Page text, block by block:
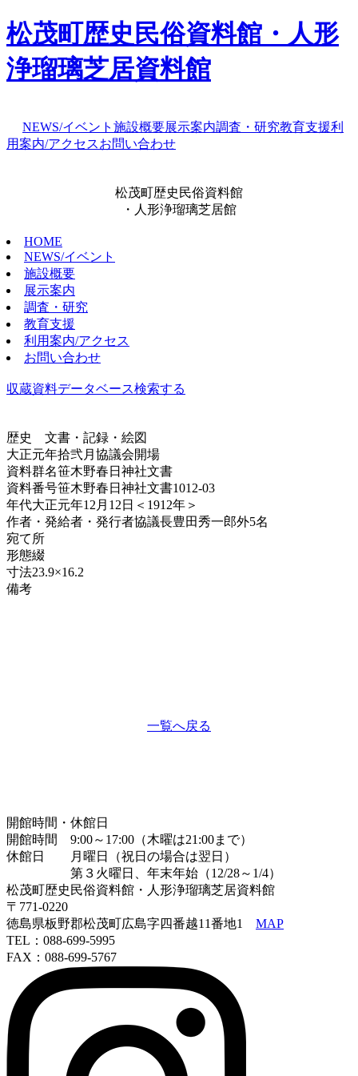
松茂町歴史民俗資料館・人形
浄瑠璃芝居資料館
NEWS/イベント 施設概要展示案内調査・研究教育支援利
用案内/アクセスお問い合わせ
松茂町歴史民俗資料館
・人形浄瑠璃芝居館
HOME
NEWS/イベント
施設概要
展示案内
調査・研究
教育支援
利用案内/アクセス
お問い合わせ
収蔵資料データベース検索する
歴史
文書・記録・絵図
大正元年拾弐月協議会開場
資料群名笹木野春日神社文書
資料番号笹木野春日神社文書1012-03
年代大正元年12月12日＜1912年＞
作者・発給者・発行者協議長豊田秀一郎外5名
宛て所
形態綴
寸法23.9×16.2
備考
一覧へ戻る
開館時間・休館日
開館時間 9:00～17:00（木曜は21:00まで）
休館日 月曜日（祝日の場合は翌日）
第３火曜日、年末年始（12/28～1/4）
松茂町歴史民俗資料館・人形浄瑠璃芝居資料館
〒771-0220
徳島県板野郡松茂町広島字四番越11番地1 MAP
TEL：088-699-5995
FAX：088-699-5767